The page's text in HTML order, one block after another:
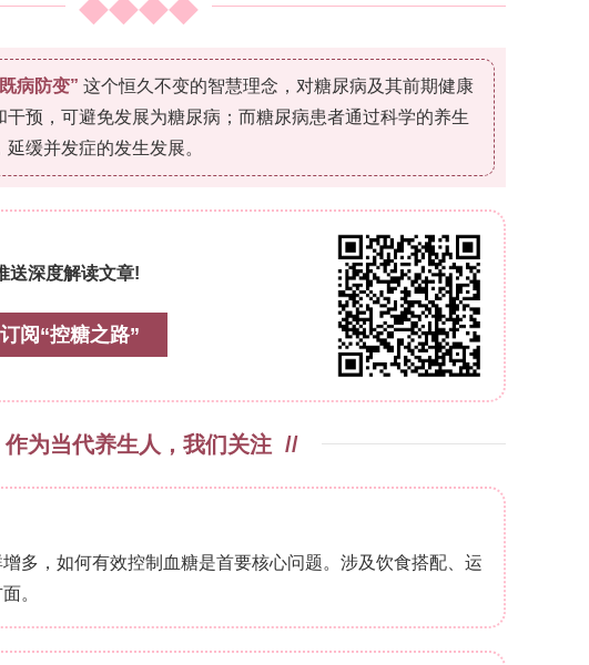
Bauer纸片扩散法测对金黄色葡萄球菌(Staphylococcus
胞菌(Pseudomonas aeruginosa ATCC 27853)的抗菌
力学(n=290 nm波长)。
Measurements of Rosehip-Added Mats（含玫
直径测量）
776 nm)局部有珠状结构。添加RoHi后形貌变化：
溶液黏度升高改善可纺性)；1RoHi直径细化为468 nm且
失稳)；3RoHi直径690 nm、珠略多于Raw-NA(部
直径最粗(1496 nm)且珠最少(高黏度抑制失稳但限制射
调控电纺射流稳定性与纤维形态。
Mats（含玫瑰果纳米纤维膜的FTIR谱图）
2945 cm (C=O酯)有特征
1746 cm?1并宽化，提示RoHi中羟基与聚酯羰基形成弱氢键
RoHi特征官能团完好保留于基体中。
of RoHi-Added Mats（含玫瑰果纳米纤维膜接触角测